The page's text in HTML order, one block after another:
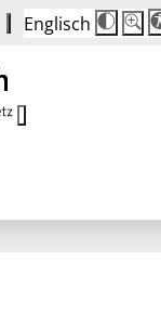
Englisch
Die
100